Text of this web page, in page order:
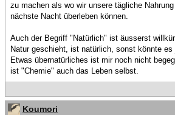
zu machen als wo wir unsere tägliche
nächste Nacht überleben können.
Auch der Begriff "Natürlich" ist äusserst
Natur geschieht, ist natürlich, sonst könnte
Etwas übernatürliches ist mir noch nicht
ist "Chemie" auch das Leben selbst.
Koumori